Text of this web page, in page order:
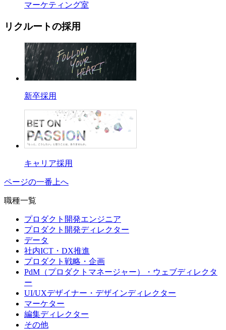
マーケティング室
リクルートの採用
新卒採用
キャリア採用
ページの一番上へ
職種一覧
プロダクト開発エンジニア
プロダクト開発ディレクター
データ
社内ICT・DX推進
プロダクト戦略・企画
PdM（プロダクトマネージャー）・ウェブディレクタ
ー
UI/UXデザイナー・デザインディレクター
マーケター
編集ディレクター
その他